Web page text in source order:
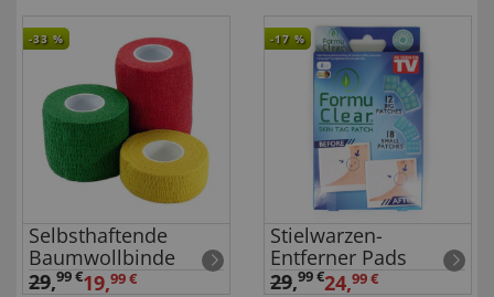
-33 %
Selbsthaftende
Baumwollbinde
29,99 €19,99 €
-17 %
Stielwarzen-
Entferner Pads
29,99 €24,99 €